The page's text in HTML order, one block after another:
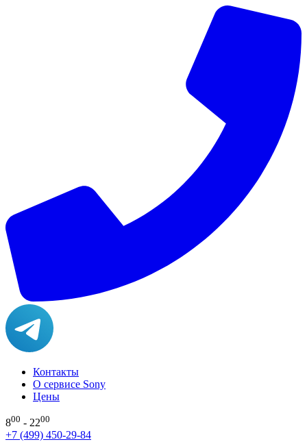
Контакты
О сервисе Sony
Цены
800 - 2200
+7 (499) 450-29-84